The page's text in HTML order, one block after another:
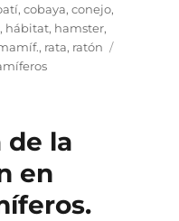
,cobaya,conejo,
, hábitat, hamster,
, rata, ratón
de la
en